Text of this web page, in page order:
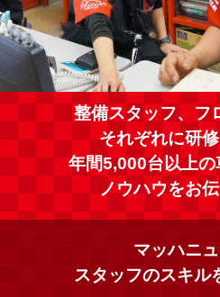
整備スタッフ、フ
それぞれに研
年間5,000台以上
ノウハウをお
マッハニ
スタッフのスキル